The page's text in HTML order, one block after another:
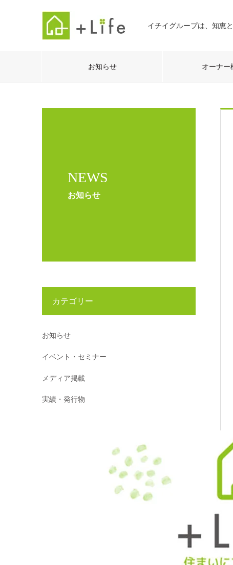
イチイグループは、知恵
お知らせ オーナー
NEWS
お知らせ
カテゴリー
お知らせ
イベント・セミナー
メディア掲載
実績・発行物